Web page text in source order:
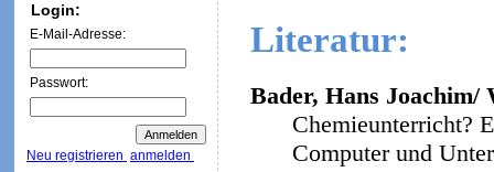
Login:
E-Mail-Adresse:
Passwort:
Neu registrieren anmelden
Literatur:
Bader, Hans Joachim/
Chemieunterricht?
Computer und